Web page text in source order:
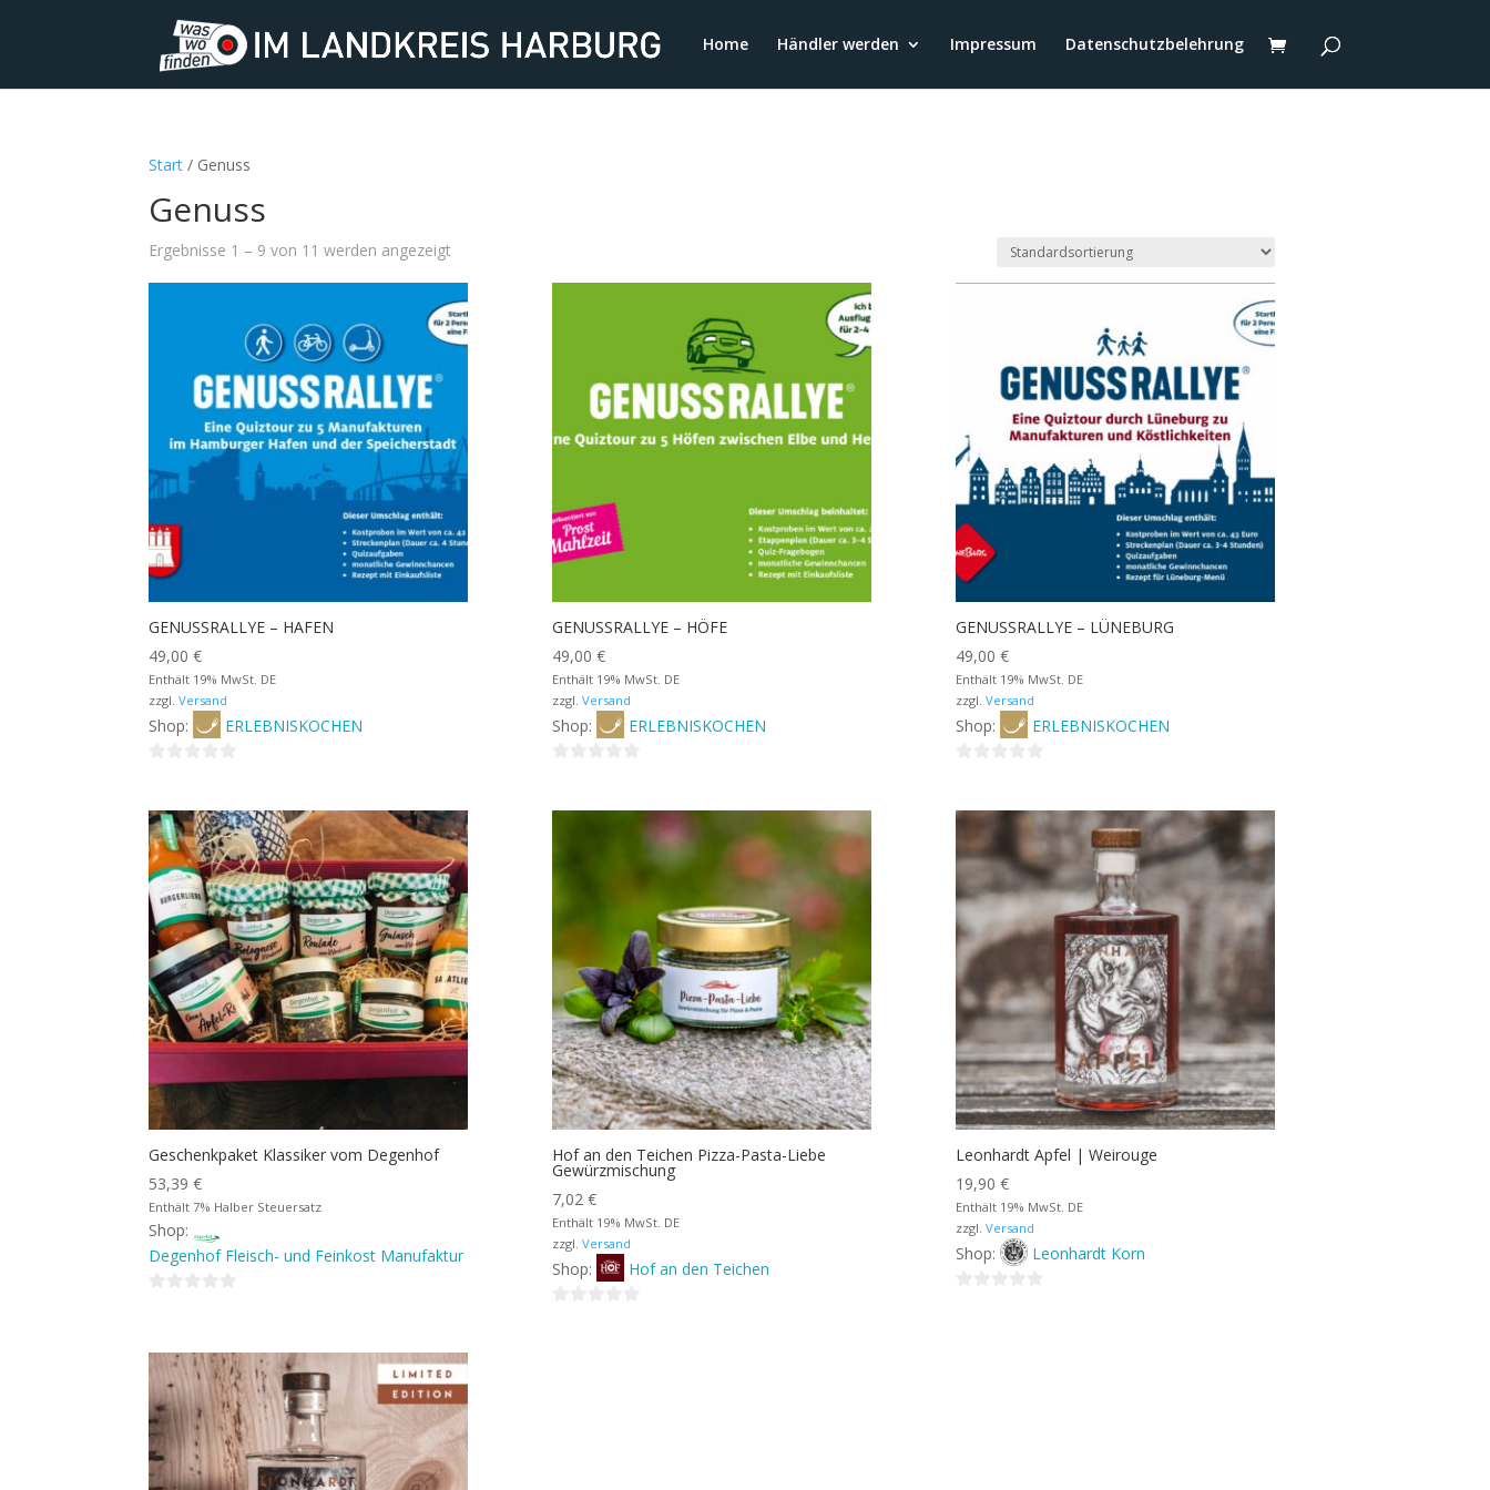
Home Händler werden Impressum Datenschutzbelehrung
Start / Genuss
Genuss
Ergebnisse 1 – 9 von 11 werden angezeigt
GENUSSRALLYE – HAFEN
49,00€
Enthält 19% MwSt. DE
zzgl.Versand
Shop: ERLEBNISKOCHEN
5
GENUSSRALLYE – HÖFE
49,00€
Enthält 19% MwSt. DE
zzgl.Versand
Shop: ERLEBNISKOCHEN
GENUSSRALLYE – LÜNEBURG
49,00€
Enthält 19% MwSt. DE
zzgl.Versand
Shop: ERLEBNISKOCHEN
Geschenkpaket Klassiker vom Degenhof
53,39€
Enthält 7% Halber Steuersatz
Shop:
Degenhof Fleisch- und Feinkost Manufaktur
5
Hof an den Teichen Pizza-Pasta-Liebe
Gewürzmischung
7,02€
Enthält 19% MwSt. DE
zzgl.Versand
Shop: Hof an den Teichen
Leonhardt Apfel | Weirouge
19,90€
Enthält 19% MwSt. DE
zzgl.Versand
Shop: Leonhardt Korn